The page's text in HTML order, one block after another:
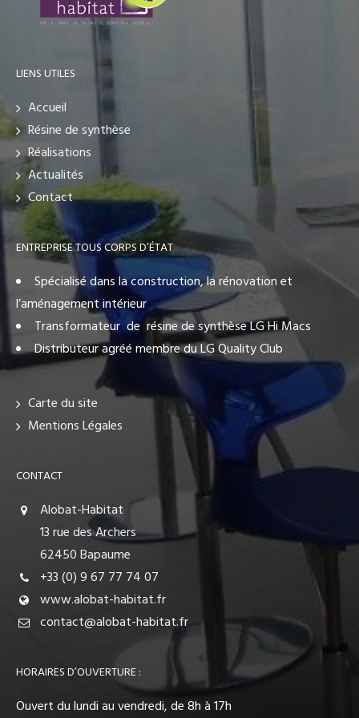
LIENS UTILES
Accueil
Résine de synthèse
Réalisations
Actualités
Contact
ENTREPRISE TOUS CORPS D’ÉTAT
Spécialisé dans la construction, la rénovation et
l’aménagement intérieur
Transformateur de résine de synthèse LG Hi Macs
Distributeur agréé membre du LG Quality Club
Carte du site
Mentions Légales
CONTACT
Alobat-Habitat
13 rue des Archers
62450 Bapaume
+33 (0) 9 67 77 74 07
www.alobat-habitat.fr
contact@alobat-habitat.fr
HORAIRES D’OUVERTURE :
Ouvert du lundi au vendredi, de 8h à 17h